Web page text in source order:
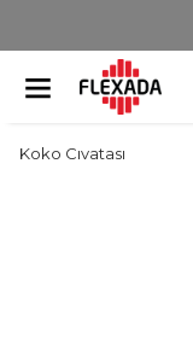
Koko Cıvatası